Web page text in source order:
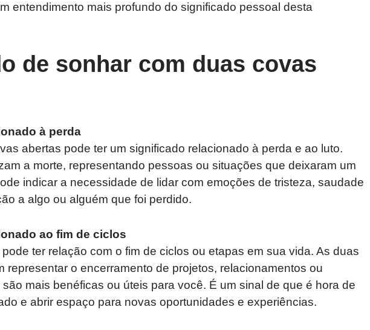
entendimento mais profundo do significado pessoal desta
de sonhar com duas covas
à perda
abertas pode ter um significado relacionado à perda e ao luto.
a morte, representando pessoas ou situações que deixaram um
indicar a necessidade de lidar com emoções de tristeza, saudade
a algo ou alguém que foi perdido.
ao fim de ciclos
ter relação com o fim de ciclos ou etapas em sua vida. As duas
representar o encerramento de projetos, relacionamentos ou
mais benéficas ou úteis para você. É um sinal de que é hora de
e abrir espaço para novas oportunidades e experiências.